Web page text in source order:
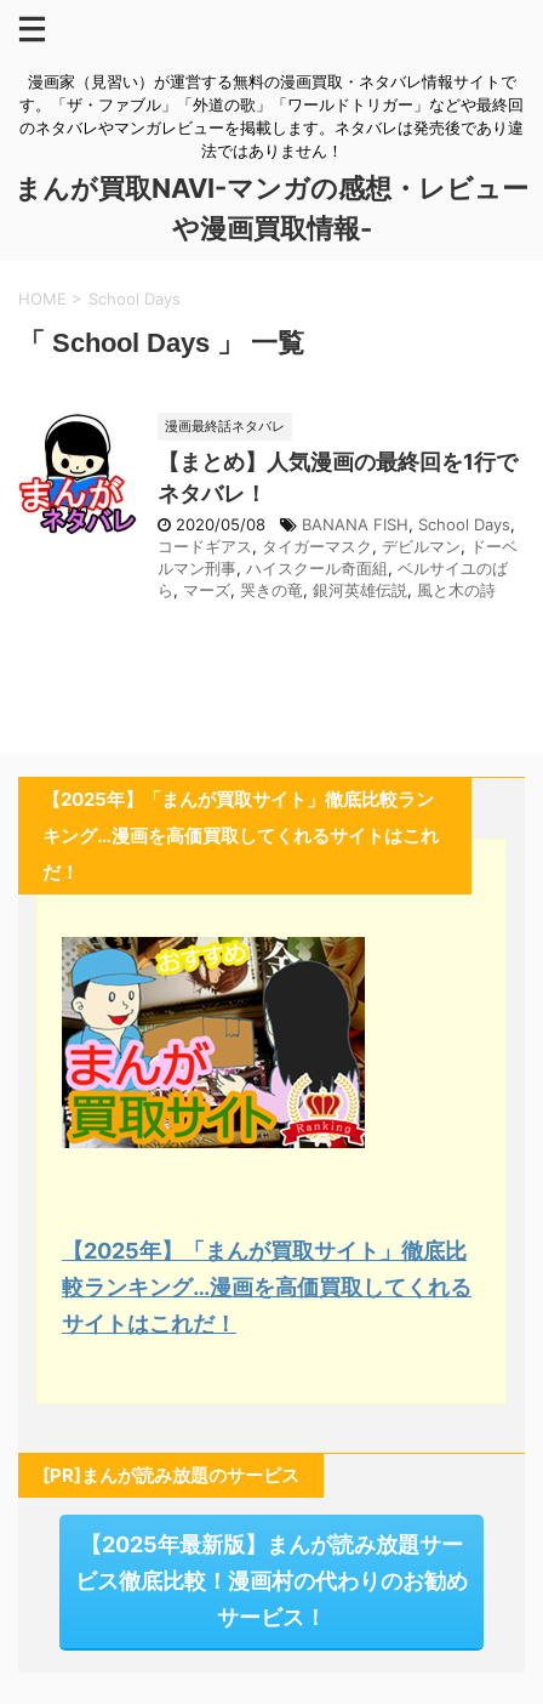
漫画家（見習い）が運営する無料の漫画買取・ネタバレ情報サイトで
す。「ザ・ファブル」「外道の歌」「ワールドトリガー」などや最終回
のネタバレやマンガレビューを掲載します。ネタバレは発売後であり違
法ではありません！
まんが買取NAVI-マンガの感想・レビュー
や漫画買取情報-
HOME > School Days
「 School Days 」 一覧
漫画最終話ネタバレ
【まとめ】人気漫画の最終回を1行で
ネタバレ！
2020/05/08 BANANA FISH, School Days,
コードギアス, タイガーマスク, デビルマン, ドーベ
ルマン刑事, ハイスクール奇面組, ベルサイユのば
ら, マーズ, 哭きの竜, 銀河英雄伝説, 風と木の詩
【2025年】「まんが買取サイト」徹底比較ラン
キング…漫画を高価買取してくれるサイトはこれ
だ！
【2025年】「まんが買取サイト」徹底比
較ランキング…漫画を高価買取してくれる
サイトはこれだ！
[PR]まんが読み放題のサービス
【2025年最新版】まんが読み放題サー
ビス徹底比較！漫画村の代わりのお勧め
サービス！